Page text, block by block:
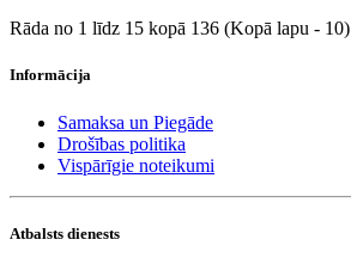
Rāda no 1 līdz 15 kopā 136 (Kopā lapu - 10)
Informācija
Samaksa un Piegāde
Drošības politika
Vispārīgie noteikumi
Atbalsts dienests